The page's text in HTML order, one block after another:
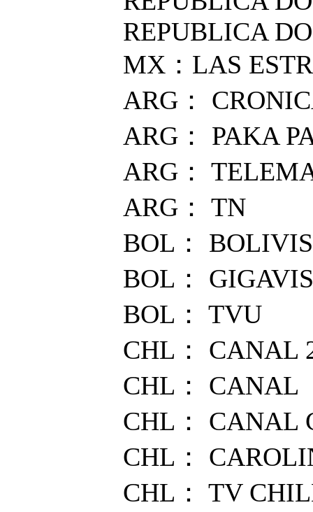
REPUBLICA
MX：LAS
ARG：
ARG： PAKA
ARG：
ARG： TN
BOL：
BOL：
BOL： TVU
CHL： CANAL
CHL： CANAL
CHL： CANAL
CHL：
CHL： TV